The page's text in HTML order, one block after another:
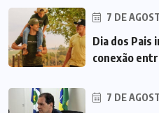
7 DE
Dia dos Pais
conexão
7 DE